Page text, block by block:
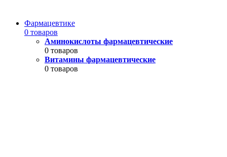
Фармацевтике
0 товаров
Аминокислоты фармацевтические
0 товаров
Витамины фармацевтические
0 товаров